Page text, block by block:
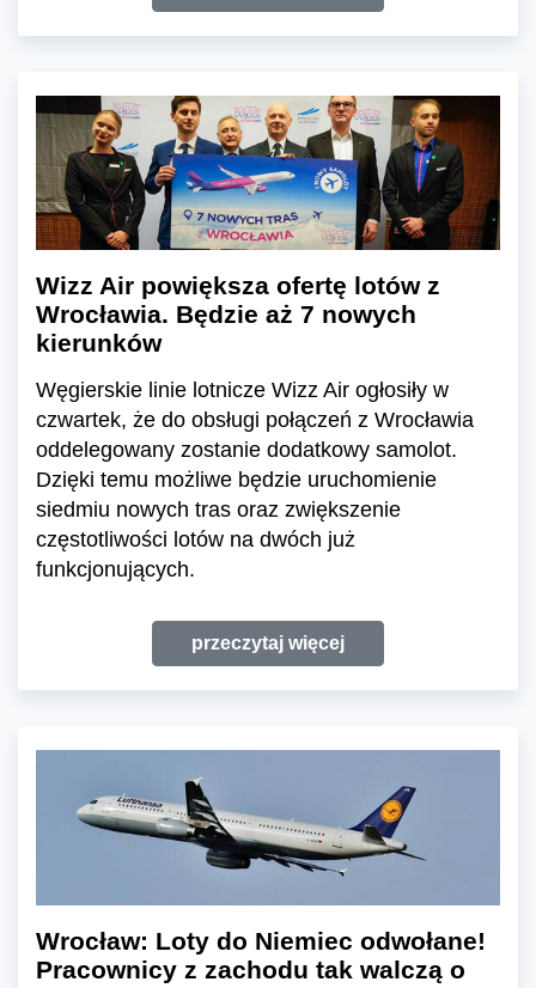
Wizz Air powiększa ofertę lotów z
Wrocławia. Będzie aż 7 nowych
kierunków
Węgierskie linie lotnicze Wizz Air ogłosiły w
czwartek, że do obsługi połączeń z Wrocławia
oddelegowany zostanie dodatkowy samolot.
Dzięki temu możliwe będzie uruchomienie
siedmiu nowych tras oraz zwiększenie
częstotliwości lotów na dwóch już
funkcjonujących.
przeczytaj więcej
Wrocław: Loty do Niemiec odwołane!
Pracownicy z zachodu tak walczą o